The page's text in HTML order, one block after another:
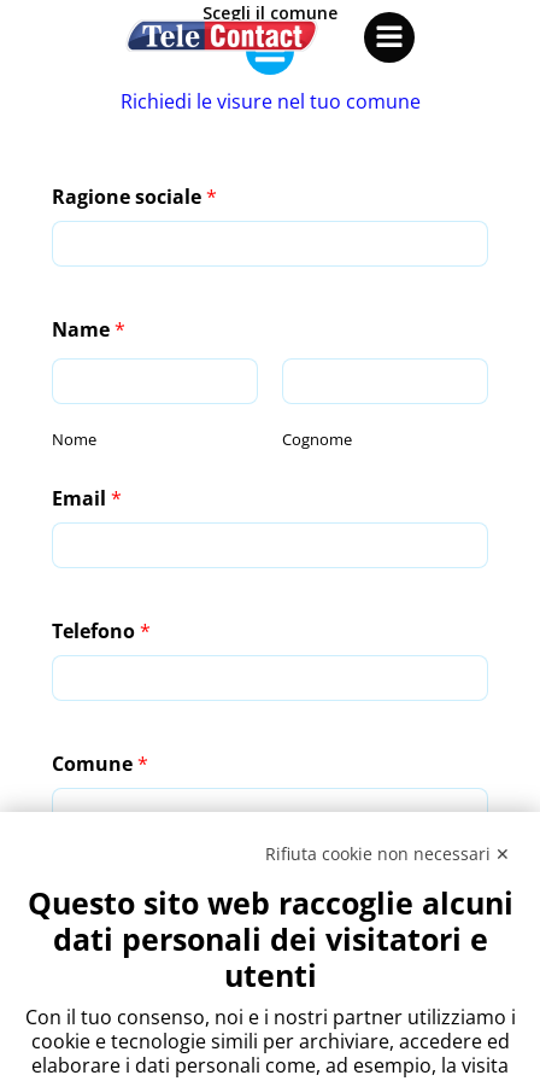
Vai
al
contenuto
Scegli il comune
Richiedi le visure nel tuo comune
Ragione sociale*
Name*
Nome Cognome
Email *
Telefono*
Comune*
Note
Rifiuta cookie non necessari ✕
Questo sito web raccoglie alcuni
dati personali dei visitatori e
utenti
Con il tuo consenso, noi e i nostri partner utilizziamo i
cookie e tecnologie simili per archiviare, accedere ed
elaborare i dati personali come, ad esempio, la visita